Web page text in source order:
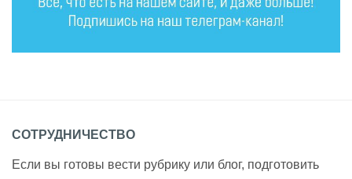
СОТРУДНИЧЕСТВО
Если вы готовы вести рубрику или блог, подготовить